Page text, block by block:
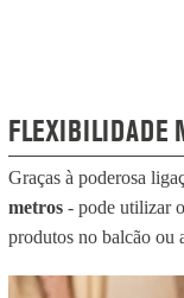
FLEXIBILIDADE
Graças à poderosa
metros - pode utilizar
produtos no balcão ou